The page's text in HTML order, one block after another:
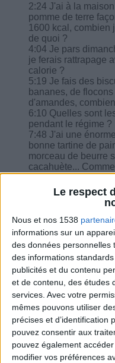
Le respect
Nous et nos 1538
informations sur un
des données personnelles
des informations
publicités et du contenu
et de contenu, des études
services. Avec votre
mêmes pouvons utiliser
précises et d’identification
pouvez consentir aux
pouvez également
modifier vos préférences
2:24 J'ai à la
pomme de terre
1600 kcal, combien
de quoi ?
4:04 Je pars
je ferais rattrapage
calorie ?
5:19 Je fais des
bananes, de
d'amandes,
6:10 Quelles sont
pendant le régime ?
7:48 J'ai une
bonne tartine de
morceau de beurre
cacahuète...
craquages ?
8:39 Je vais
amie, comment
10:31 Hier soir
j'ai pris un tartare
blanches, de brie
et tout cela sans
aujourd'hui ?
11:33 Quel
jaune, la portion est
sucré ?
12:20 Je suis très
que si je ne mange
têtes et cela nuit à
prédisposé au
13:25 Une
pour un repas du